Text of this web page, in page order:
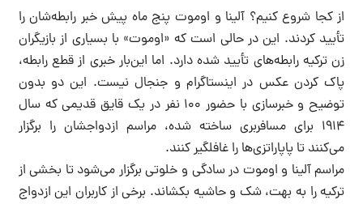
از کجا شروع کنیم؟ آلینا و اوموت پنج ماه پیش خبر رابطه‌شان را
تأیید کردند. این در حالی است که «اوموت» با بسیاری از بازیگران
زن ترکیه رابطه‌های تأیید شده دارد. اما این‌بار خبری از قطع رابطه،
پاک کردن عکس در اینستاگرام و جنجال نیست‌. این دو بدون
توضیح و خبرسازی با حضور ۱۰۰ نفر در یک قایق قدیمی که سال
۱۹۱۴ برای مسافربری ساخته شده، مراسم ازدواجشان را برگزار
می‌کنند تا پاپاراتزی‌ها را غافلگیر کنند.
مراسم آلینا و اوموت در سادگی و خلوتی برگزار می‌شود تا بخشی از
ترکیه را به بهت، شک و حاشیه بکشاند. برخی از کاربران این ازدواج